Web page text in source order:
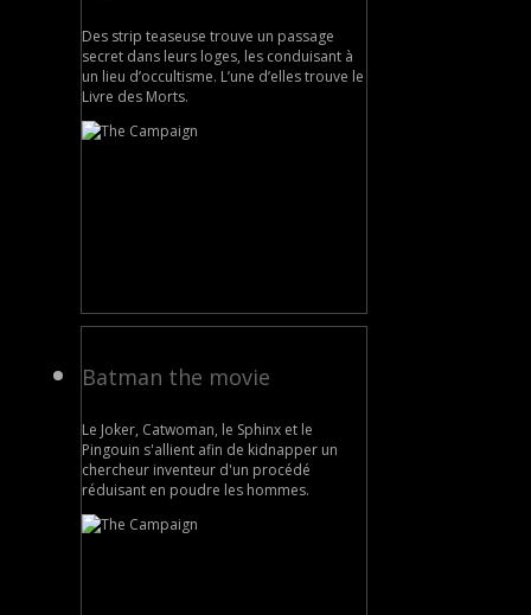
Des strip teaseuse trouve un passage
secret dans leurs loges, les conduisant à
un lieu d’occultisme. L’une d’elles trouve le
Livre des Morts.
Batman the movie
Le Joker, Catwoman, le Sphinx et le
Pingouin s'allient afin de kidnapper un
chercheur inventeur d'un procédé
réduisant en poudre les hommes.